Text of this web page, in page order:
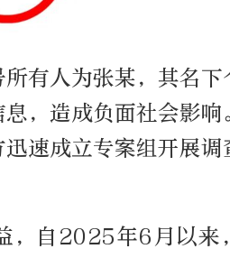
有人为张某，其名下
，造成负面社会影响
速成立专案组开展调
，自2025年6月以来